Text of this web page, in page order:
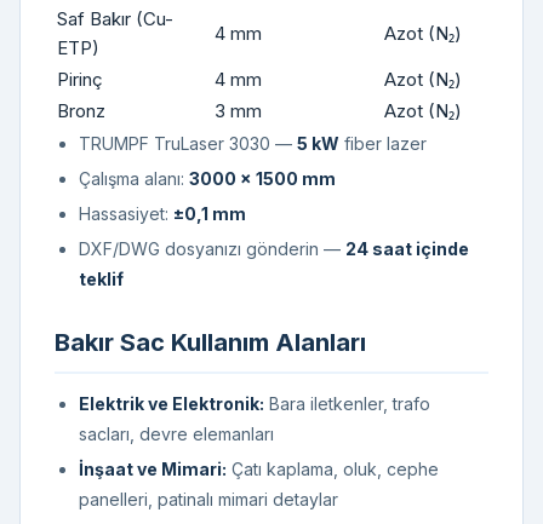
Saf Bakır (Cu-
ETP)
4 mm
Azot (N₂)
Pirinç
4 mm
Azot (N₂)
Bronz
3 mm Azot (N₂)
TRUMPF TruLaser 3030 — 5 kW fiber lazer
Çalışma alanı: 3000 × 1500 mm
Hassasiyet: ±0,1 mm
DXF/DWG dosyanızı gönderin — 24 saat içinde
teklif
Bakır Sac Kullanım Alanları
Elektrik ve Elektronik: Bara iletkenler, trafo
sacları, devre elemanları
İnşaat ve Mimari: Çatı kaplama, oluk, cephe
panelleri, patinalı mimari detaylar